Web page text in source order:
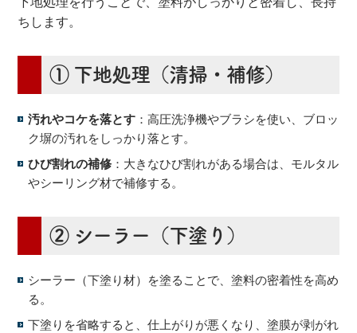
ちします。
① 下地処理（清掃・補修）
汚れやコケを落とす ：高圧洗浄機やブラシを使い、ブロッ
ク塀の汚れをしっかり落とす。
ひび割れの補修 ：大きなひび割れがある場合は、モルタル
やシーリング材で補修する。
② シーラー（下塗り）
シーラー（下塗り材）を塗ることで、塗料の密着性を高め
る。
下塗りを省略すると、仕上がりが悪くなり、塗膜が剥がれ